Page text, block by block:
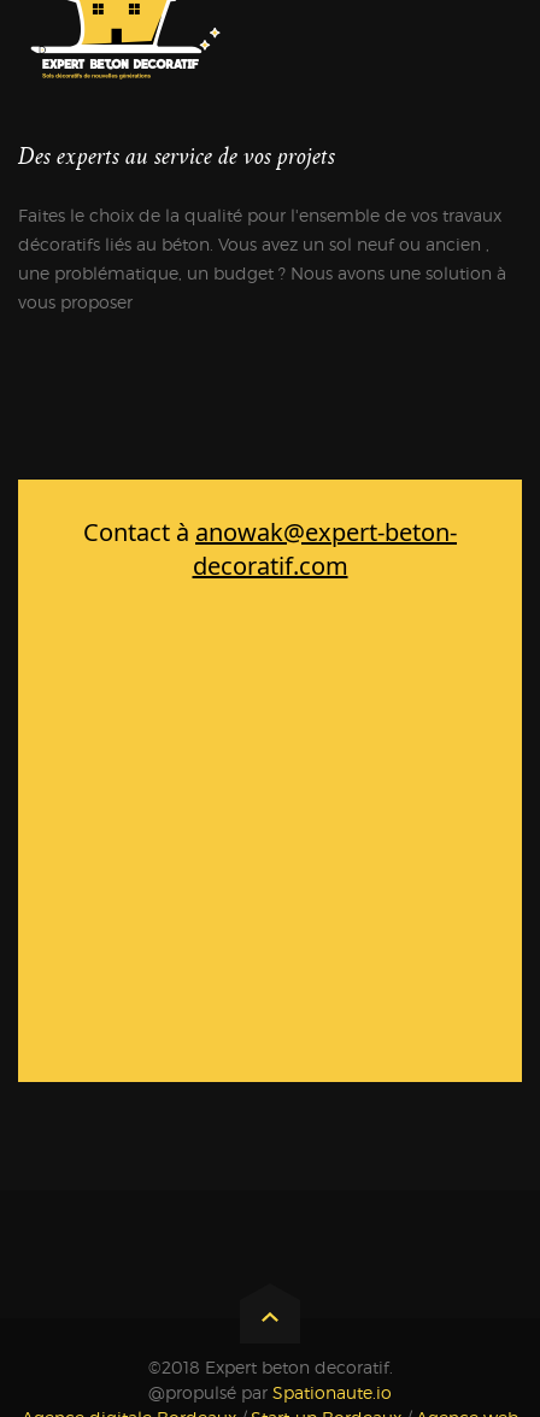
Des experts au service de vos projets
Faites le choix de la qualité pour l'ensemble de vos travaux
décoratifs liés au béton. Vous avez un sol neuf ou ancien ,
une problématique, un budget ? Nous avons une solution à
vous proposer
©2018 Expert beton decoratif.
@propulsé par Spationaute.io